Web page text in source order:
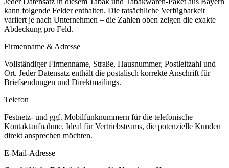
kann folgende Felder enthalten. Die tatsächliche Verfügbarkeit
variiert je nach Unternehmen – die Zahlen oben zeigen die exakte
Abdeckung pro Feld.
Firmenname & Adresse
Vollständiger Firmenname, Straße, Hausnummer, Postleitzahl und
Ort. Jeder Datensatz enthält die postalisch korrekte Anschrift für
Briefsendungen und Direktmailings.
Telefon
Festnetz- und ggf. Mobilfunknummern für die telefonische
Kontaktaufnahme. Ideal für Vertriebsteams, die potenzielle Kunden
direkt ansprechen möchten.
E-Mail-Adresse